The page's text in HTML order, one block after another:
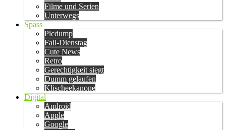
Filme und Serien
Unterwegs
Spass
Picdump
Fail-Dienstag
Cute News
Retro
Gerechtigkeit siegt
Dumm gelaufen
Klischeekanone
Digital
Android
Apple
Google